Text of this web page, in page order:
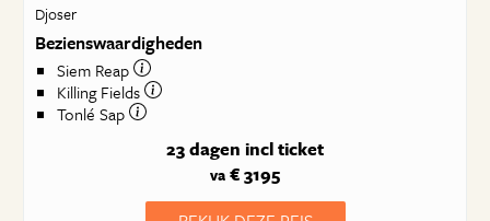
Djoser
Bezienswaardigheden
Siem Reap
Killing Fields
Tonlé Sap
23 dagen incl ticket
va € 3195